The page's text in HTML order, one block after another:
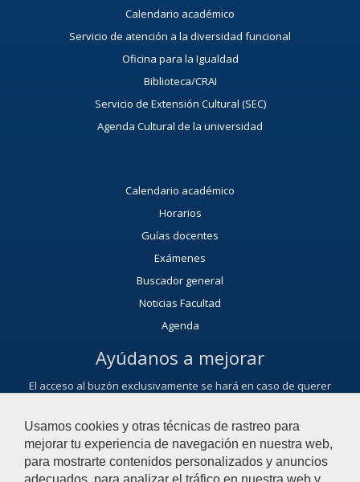
Usamos cookies y otras técnicas de rastreo para
mejorar tu experiencia de navegación en nuestra web,
para mostrarte contenidos personalizados y anuncios
adecuados, para analizar el tráfico en nuestra web y
Calendario académico
Servicio de atención a la diversidad funcional
Oficina para la Igualdad
Biblioteca/CRAI
Servicio de Extensión Cultural (SEC)
Agenda Cultural de la universidad
Calendario académico
Horarios
Guías docentes
Exámenes
Buscador general
Noticias Facultad
Agenda
Ayúdanos a mejorar
El acceso al buzón exclusivamente se hará en caso de querer
Contacta con nosotros